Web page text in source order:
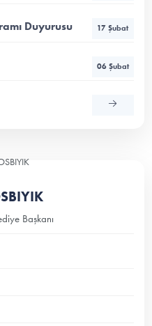
Duyurusu 17 Şubat
06 Şubat
Başkanı